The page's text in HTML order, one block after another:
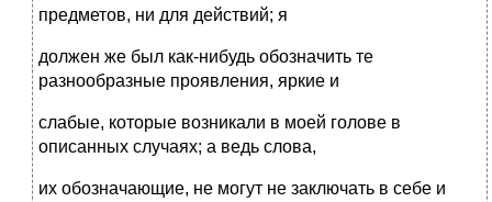
предметов, ни для действий; я
должен же был как-нибудь обозначить те
разнообразные проявления, яркие и
слабые, которые возникали в моей голове в
описанных случаях; а ведь слова,
их обозначающие, не могут не заключать в себе и